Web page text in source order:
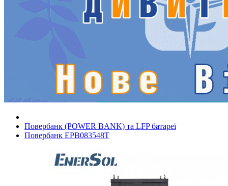
Повербанк (POWER BANK) та LFP батареї
Повербанк EPB083548T